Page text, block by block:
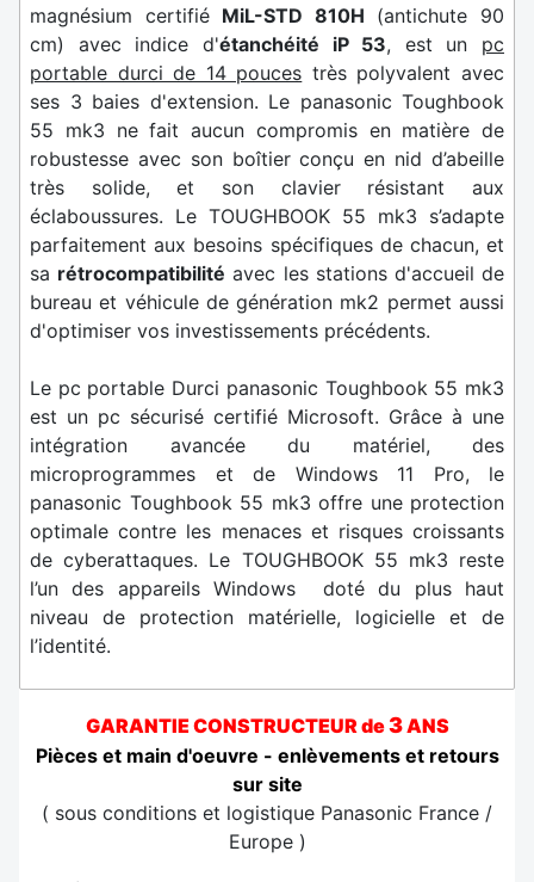
magnésium certifié MiL-STD 810H (antichute 90
cm) avec indice d'étanchéité iP 53, est un pc
portable durci de 14 pouces très polyvalent avec
ses 3 baies d'extension. Le panasonic Toughbook
55 mk3 ne fait aucun compromis en matière de
robustesse avec son boîtier conçu en nid d’abeille
très solide, et son clavier résistant aux
éclaboussures. Le TOUGHBOOK 55 mk3 s’adapte
parfaitement aux besoins spécifiques de chacun, et
sa rétrocompatibilité avec les stations d'accueil de
bureau et véhicule de génération mk2 permet aussi
d'optimiser vos investissements précédents.
Le pc portable Durci panasonic Toughbook 55 mk3
est un pc sécurisé certifié Microsoft. Grâce à une
intégration avancée du matériel, des
microprogrammes et de Windows 11 Pro, le
panasonic Toughbook 55 mk3 offre une protection
optimale contre les menaces et risques croissants
de cyberattaques. Le TOUGHBOOK 55 mk3 reste
l’un des appareils Windows doté du plus haut
niveau de protection matérielle, logicielle et de
l’identité.
GARANTIE CONSTRUCTEUR de3ANS
Pièces et main d'oeuvre - enlèvements et retours
sur site
( sous conditions et logistique Panasonic France /
Europe )